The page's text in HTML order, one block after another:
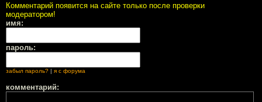
Комментарий появится на сайте только после проверки
модератором!
имя:
пароль:
забыл пароль? | я с форума
комментарий: